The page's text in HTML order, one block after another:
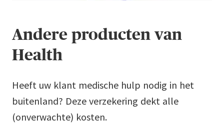
Andere producten van
Health
Heeft uw klant medische hulp nodig in het
buitenland? Deze verzekering dekt alle
(onverwachte) kosten.